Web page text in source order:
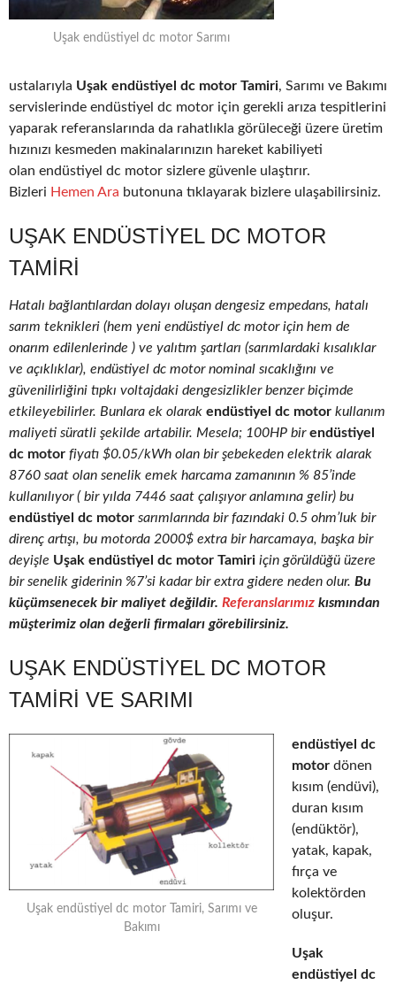
Uşak endüstiyel dc motor Sarımı
ustalarıyla Uşak endüstiyel dc motor Tamiri, Sarımı ve Bakımı
servislerinde endüstiyel dc motor için gerekli arıza tespitlerini
yaparak referanslarında da rahatlıkla görüleceği üzere üretim
hızınızı kesmeden makinalarınızın hareket kabiliyeti
olan endüstiyel dc motor sizlere güvenle ulaştırır.
Bizleri Hemen Ara butonuna tıklayarak bizlere ulaşabilirsiniz.
UŞAK ENDÜSTIYEL DC MOTOR
TAMIRI
Hatalı bağlantılardan dolayı oluşan dengesiz empedans, hatalı
sarım teknikleri (hem yeni endüstiyel dc motor için hem de
onarım edilenlerinde ) ve yalıtım şartları (sarımlardaki kısalıklar
ve açıklıklar), endüstiyel dc motor nominal sıcaklığını ve
güvenilirliğini tıpkı voltajdaki dengesizlikler benzer biçimde
etkileyebilirler. Bunlara ek olarak endüstiyel dc motor kullanım
maliyeti süratli şekilde artabilir. Mesela; 100HP birendüstiyel
dc motor fiyatı $0.05/kWh olan bir şebekeden elektrik alarak
8760 saat olan senelik emek harcama zamanının % 85’inde
kullanılıyor ( bir yılda 7446 saat çalışıyor anlamına gelir) bu
endüstiyel dc motor sarımlarında bir fazındaki 0.5 ohm’luk bir
direnç artışı, bu motorda 2000$ extra bir harcamaya, başka bir
deyişle Uşak endüstiyel dc motor Tamiri için görüldüğü üzere
bir senelik giderinin %7’si kadar bir extra gidere neden olur. Bu
küçümsenecek bir maliyet değildir. Referanslarımız kısmından
müşterimiz olan değerli firmaları görebilirsiniz.
UŞAK ENDÜSTIYEL DC MOTOR
TAMIRI VE SARIMI
Uşak endüstiyel dc motor Tamiri, Sarımı ve
Bakımı
endüstiyel dc
motor dönen
kısım (endüvi),
duran kısım
(endüktör),
yatak, kapak,
fırça ve
kolektörden
oluşur.
Uşak
endüstiyel dc